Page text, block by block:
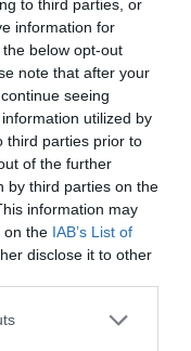
to third parties, or
information for
below opt-out
note that after your
seeing
utilized by
third parties prior to
of the further
by third parties on the
information may
on the IAB’s List of
disclose it to other
as ilhas